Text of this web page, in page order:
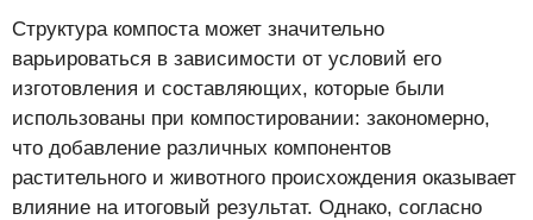
Структура компоста может значительно
варьироваться в зависимости от условий его
изготовления и составляющих, которые были
использованы при компостировании: закономерно,
что добавление различных компонентов
растительного и животного происхождения оказывает
влияние на итоговый результат. Однако, согласно